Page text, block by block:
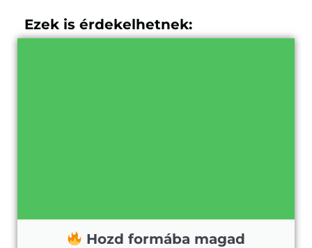
Ezek is érdekelhetnek:
Hozd formába magad